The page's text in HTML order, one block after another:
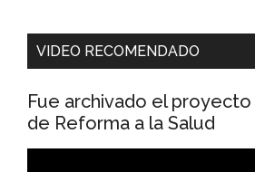
VIDEO RECOMENDADO
Fue archivado el proyecto
de Reforma a la Salud